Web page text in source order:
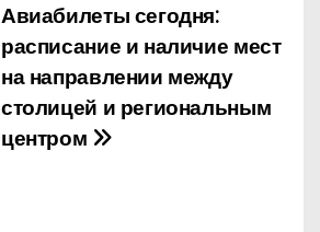
Авиабилеты сегодня:
расписание и наличие мест
на направлении между
столицей и региональным
центром